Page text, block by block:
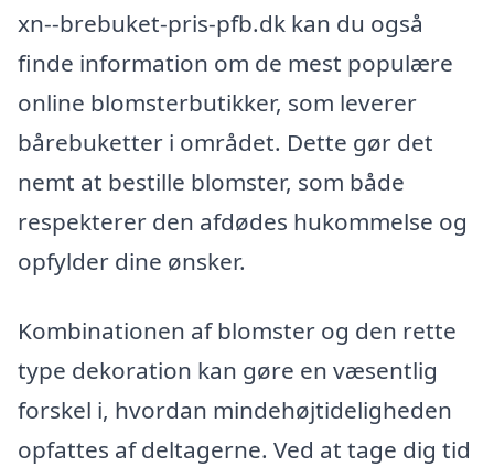
xn--brebuket-pris-pfb.dk kan du også
finde information om de mest populære
online blomsterbutikker, som leverer
bårebuketter i området. Dette gør det
nemt at bestille blomster, som både
respekterer den afdødes hukommelse og
opfylder dine ønsker.
Kombinationen af blomster og den rette
type dekoration kan gøre en væsentlig
forskel i, hvordan mindehøjtideligheden
opfattes af deltagerne. Ved at tage dig tid